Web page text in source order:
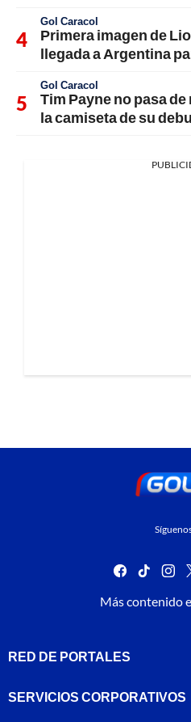
Gol Caracol
Primera imagen de
llegada a Argentina
Gol Caracol
Tim Payne no pasa
la camiseta de su
facebook
tiktok
Más contenido
RED DE PORTALES
SERVICIOS CORPORATIVOS